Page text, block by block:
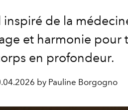
de la
et harmonie pour
en profondeur.
by Pauline Borgogno